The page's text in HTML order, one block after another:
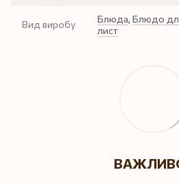
Вид виробу Блюда, Блюдо
лист
ВАЖЛИВО